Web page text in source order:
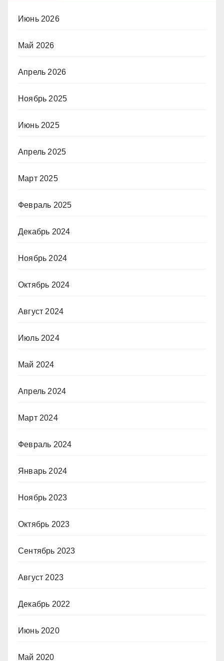
Июнь 2026
Май 2026
Апрель 2026
Ноябрь 2025
Июнь 2025
Апрель 2025
Март 2025
Февраль 2025
Декабрь 2024
Ноябрь 2024
Октябрь 2024
Август 2024
Июль 2024
Май 2024
Апрель 2024
Март 2024
Февраль 2024
Январь 2024
Ноябрь 2023
Октябрь 2023
Сентябрь 2023
Август 2023
Декабрь 2022
Июнь 2020
Май 2020